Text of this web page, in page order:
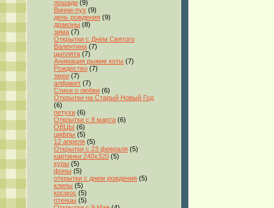
лошади (9)
Винни-пух (9)
день рождения (9)
драконы (8)
зима (7)
Открытки с Днём Святого
Валентина (7)
цыплята (7)
Анимация рыжие коты (7)
Рождество (7)
змеи (7)
алфавит (7)
Стихи о любви (6)
Открытки на Старый Новый Год
(6)
петухи (6)
Открытки с 8 марта (6)
ОВЦЫ (6)
цифры (5)
12 апреля (5)
Открытки с 23 февраля (5)
картинки 240x320 (5)
куры (5)
фоны (5)
открытки с днем рождения (5)
клипы (5)
космос (5)
птенцы (5)